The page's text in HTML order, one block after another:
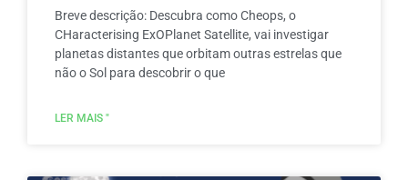
Breve descrição: Descubra como Cheops, o
CHaracterising ExOPlanet Satellite, vai investigar
planetas distantes que orbitam outras estrelas que
não o Sol para descobrir o que
LER MAIS "